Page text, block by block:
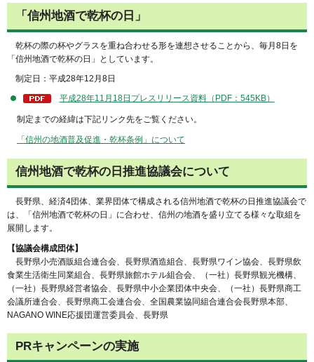
「信州地酒で乾杯の日」
乾杯の際の杯やグラスを重ね合わせる形を連想させることから、毎月8日を
「信州地酒で乾杯の日」としています。
制 定日：平成28年12月8日
平成28年11月18日プレスリリース資料（PDF：545KB）
制定までの経緯は下記リンク先をご覧ください。
「信州の地酒普及促進・乾杯条例」について
信州地酒で乾杯の日推進協議会について
長野県、経済4団体、業界団体で構成される信州地酒で乾杯の日推進協議会で
は、「信州地酒で乾杯の日」に合わせ、信州の地酒を盛り立てる様々な取組を
展開します。
【協議会構成団体】
長野県小売酒販組合連合会、長野県酒造組合、長野県ワイン協会、長野県飲
食業生活衛生同業組合、長野県旅館ホテル組合会、（一社）長野県観光機構、
（一社）長野県経営者協会、長野県中小企業団体中央会、（一社）長野県商工
会議所連合会、長野県商工会連合会、全国農業協同組合連合会長野県本部、
NAGANO WINE応援団運営委員会、長野県
PRキャンペーンの実施